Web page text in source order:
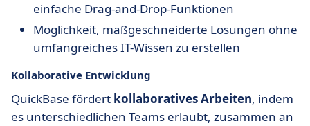
einfache Drag-and-Drop-Funktionen
Möglichkeit, maßgeschneiderte Lösungen ohne
umfangreiches IT-Wissen zu erstellen
Kollaborative Entwicklung
QuickBase fördert kollaboratives Arbeiten, indem
es unterschiedlichen Teams erlaubt, zusammen an